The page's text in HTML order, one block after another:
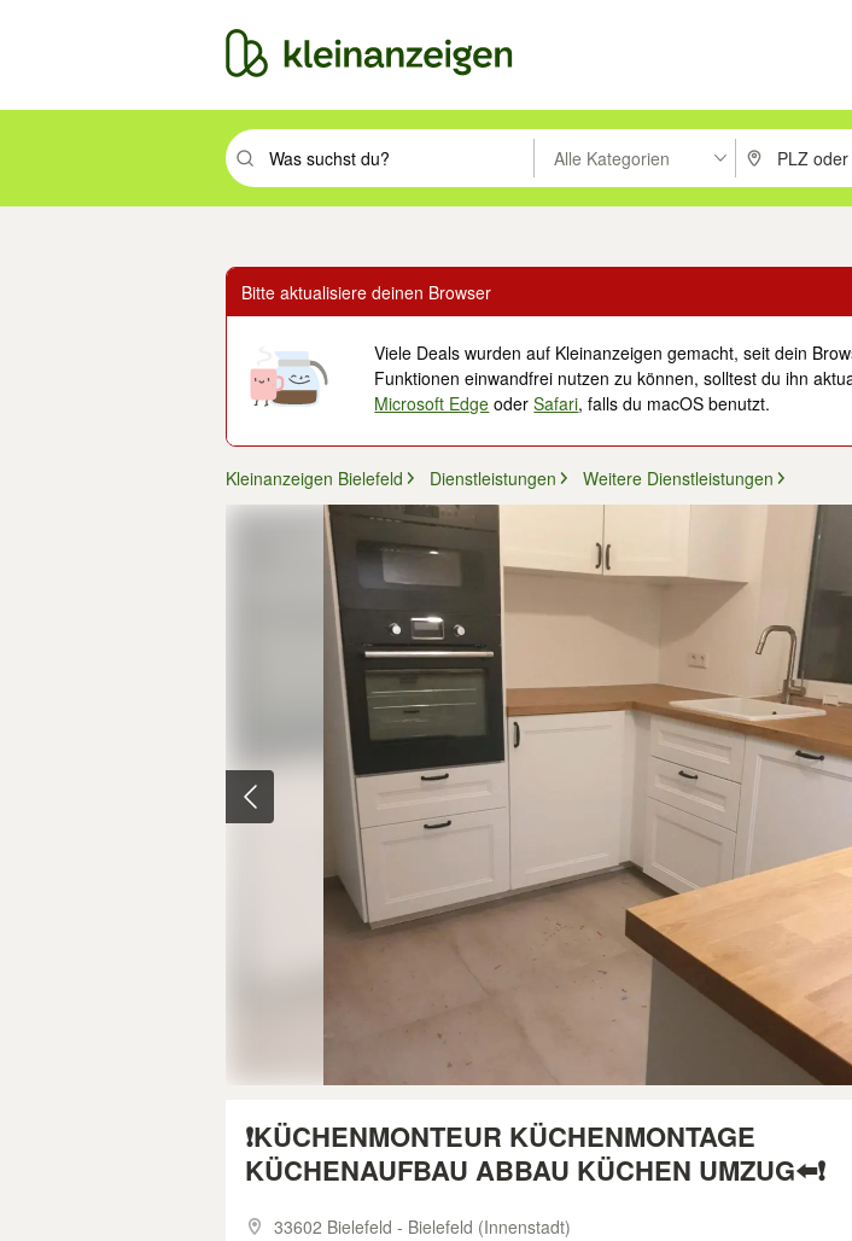
Suchbegriff eingeben. Eingabetaste drücken um zu suchen, oder Vorschläge mit
Alle Kategorien PLZ oder Ort
Bitte aktualisiere deinen Browser
Viele Deals wurden auf Kleinanzeigen gemacht, seit dein
Funktionen einwandfrei nutzen zu können, solltest du ihn
Microsoft Edge oderSafari, falls du macOS benutzt.
Kleinanzeigen Bielefeld Dienstleistungen Weitere Dienstleistungen
❗KÜCHENMONTEUR KÜCHENMONTAGE
KÜCHENAUFBAU ABBAU KÜCHEN UMZUG⬅️❗
33602 Bielefeld - Bielefeld (Innenstadt)